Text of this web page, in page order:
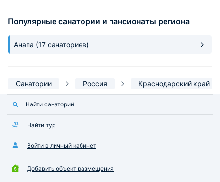
детьми. Просто восторг.
Море в 5-10
огромные,
ВОСТОРГЕ! Особо хочу отметить
санитарочку
бегут с ней
Популярные санатории и пансионаты региона
Анапа (17 санаториев)
Санатории Россия Краснодарский край
Найти санаторий
Найти тур
Войти в личный кабинет
Добавить объект размещения